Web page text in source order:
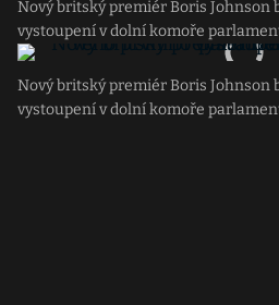
Nový britský premiér Boris Johnson
vystoupení v dolní komoře
Nový britský premiér Boris Johnson
vystoupení v dolní komoře